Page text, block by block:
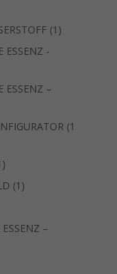
1 1
ESSENZ -
ESSENZ –
1
1
Produkt
1 1
–